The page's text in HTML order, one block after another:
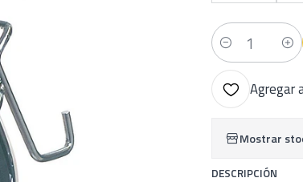
Cantidad
Agregar
Mostrar
DESCRIPCIÓN